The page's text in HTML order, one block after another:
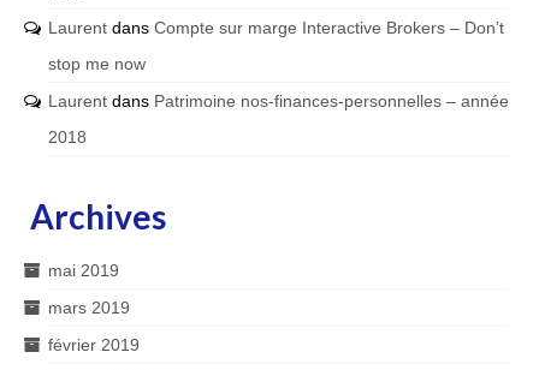
Laurent dans Compte sur marge Interactive Brokers – Don’t
stop me now
Laurent dans Patrimoine nos-finances-personnelles – année
2018
Archives
mai 2019
mars 2019
février 2019